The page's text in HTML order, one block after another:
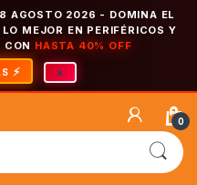
AGOSTO 2026 - DOMINA EL
MEJOR EN PERIFÉRICOS Y
CON HASTA 40% OFF
×
0